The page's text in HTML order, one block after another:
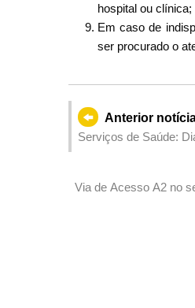
hospital ou clínica;
Em caso de
ser procurado o
Anterior
Serviços de Saúde:
Via de Acesso A2 no